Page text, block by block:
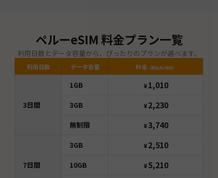
ペルーeSIM 料金プラン一覧
利用日数とデータ容量から、ぴったりのプランが選べます。
利用日数 データ容量 料金 （税込み/日別）
3日間
1GB ¥ 1,010
3GB ¥ 2,230
無制限 ¥ 3,740
7日間
3GB ¥ 2,510
10GB ¥ 5,210